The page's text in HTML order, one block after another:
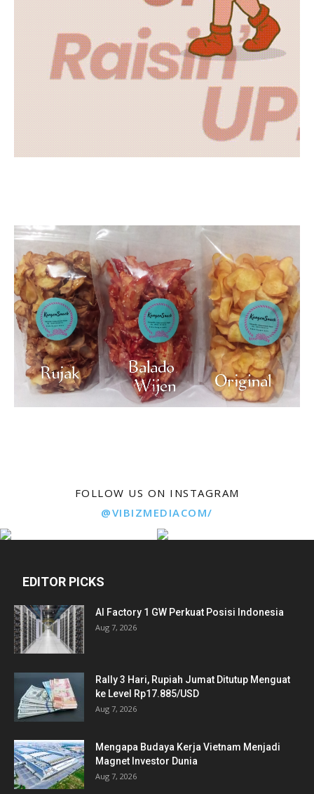
FOLLOW US ON INSTAGRAM
@VIBIZMEDIACOM/
EDITOR PICKS
AI Factory 1 GW Perkuat Posisi Indonesia
Aug 7, 2026
Rally 3 Hari, Rupiah Jumat Ditutup Menguat
ke Level Rp17.885/USD
Aug 7, 2026
Mengapa Budaya Kerja Vietnam Menjadi
Magnet Investor Dunia
Aug 7, 2026